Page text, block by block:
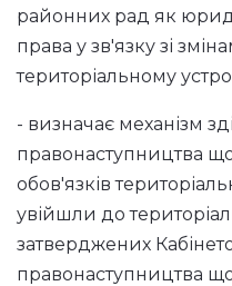
районних рад як
права у зв'язку зі
територіальному
- визначає механізм
правонаступництва
обов'язків
увійшли до
затверджених
правонаступництва